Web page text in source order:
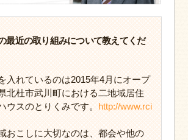
最近の取り組みについて教えてくだ
入れているのは2015年4月にオープ
北杜市武川町における二地域居住
ウスのとりくみです。 http://www.rci
おこしに大切なのは、都会や他の